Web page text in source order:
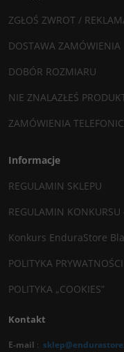
ZGŁOŚ ZWROT /
DOSTAWA ZAMÓWIENIA
DOBÓR ROZMIARU
NIE ZNALAZŁEŚ
ZAMÓWIENIA
Informacje
REGULAMIN SKLEPU
REGULAMIN
Konkurs EnduraStore
POLITYKA PRYWATNOŚCI
POLITYKA „COOKIES”
Kontakt
E-mail :